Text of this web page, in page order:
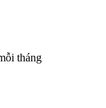
tháng